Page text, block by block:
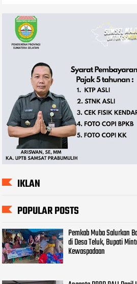
IKLAN
POPULAR POSTS
Pemkab Muba Salurkan
di Desa Teluk, Bupati
Kewaspadaan